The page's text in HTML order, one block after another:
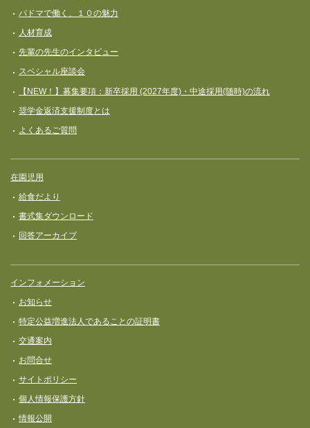
パドマで働く、１０の魅力
人材育成
先輩の先生のインタビュー
スペシャル座談会
【NEW！】募集要項：新卒採用 (2027年度)・中途採用(随時)の流れ
奨学⾦返済⽀援制度とは
よくあるご質問
在園児用
給食だより
書式集ダウンロード
回答アーカイブ
インフォメーション
お知らせ
特定公益増進法人であることの証明書
交通案内
お問合せ
サイトポリシー
個人情報保護方針
情報公開